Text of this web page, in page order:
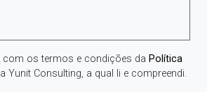
com os termos e condições da Política
Yunit Consulting, a qual li e compreendi.